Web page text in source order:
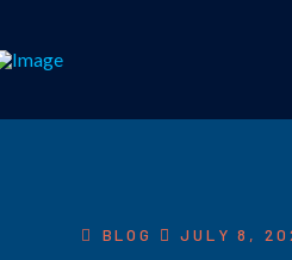
not supported or
BLOG JULY 8,